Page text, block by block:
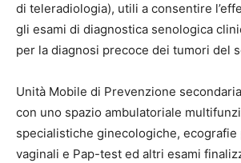
di teleradiologia), utili a consentire
gli esami di diagnostica senologica
per la diagnosi precoce dei tumori del
Unità Mobile di Prevenzione
con uno spazio ambulatoriale
specialistiche ginecologiche,
vaginali e Pap-test ed altri esami